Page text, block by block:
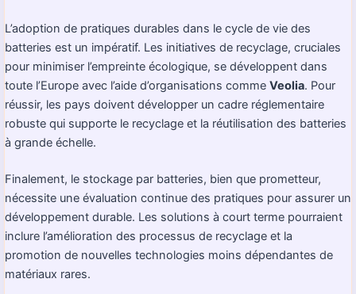
L’adoption de pratiques durables dans le cycle de vie des
batteries est un impératif. Les initiatives de recyclage, cruciales
pour minimiser l’empreinte écologique, se développent dans
toute l’Europe avec l’aide d’organisations comme Veolia. Pour
réussir, les pays doivent développer un cadre réglementaire
robuste qui supporte le recyclage et la réutilisation des batteries
à grande échelle.
Finalement, le stockage par batteries, bien que prometteur,
nécessite une évaluation continue des pratiques pour assurer un
développement durable. Les solutions à court terme pourraient
inclure l’amélioration des processus de recyclage et la
promotion de nouvelles technologies moins dépendantes de
matériaux rares.